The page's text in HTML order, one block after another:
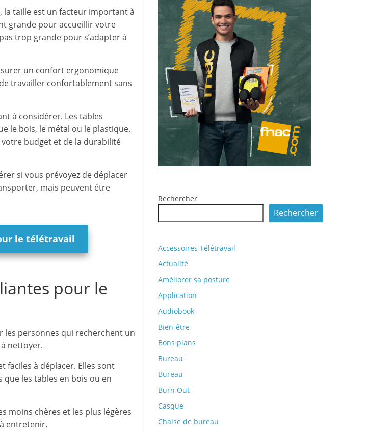
la taille est un facteur important à
grande pour accueillir votre
trop grande pour s’adapter à
un confort ergonomique
travailler confortablement sans
à considérer. Les tables
le bois, le métal ou le plastique.
budget et de la durabilité
si vous prévoyez de déplacer
mais peuvent être
le télétravail
pour le
les personnes qui recherchent un
nettoyer.
faciles à déplacer. Elles sont
les tables en bois ou en
moins chères et les plus légères
entretenir.
Rechercher
Rechercher
Accessoires Télétravail
Actualité
Améliorer sa posture
Application
Audiobook
Bien-être
Bons plans
Bureau
Bureau
Burn Out
Casque
Chaise de bureau